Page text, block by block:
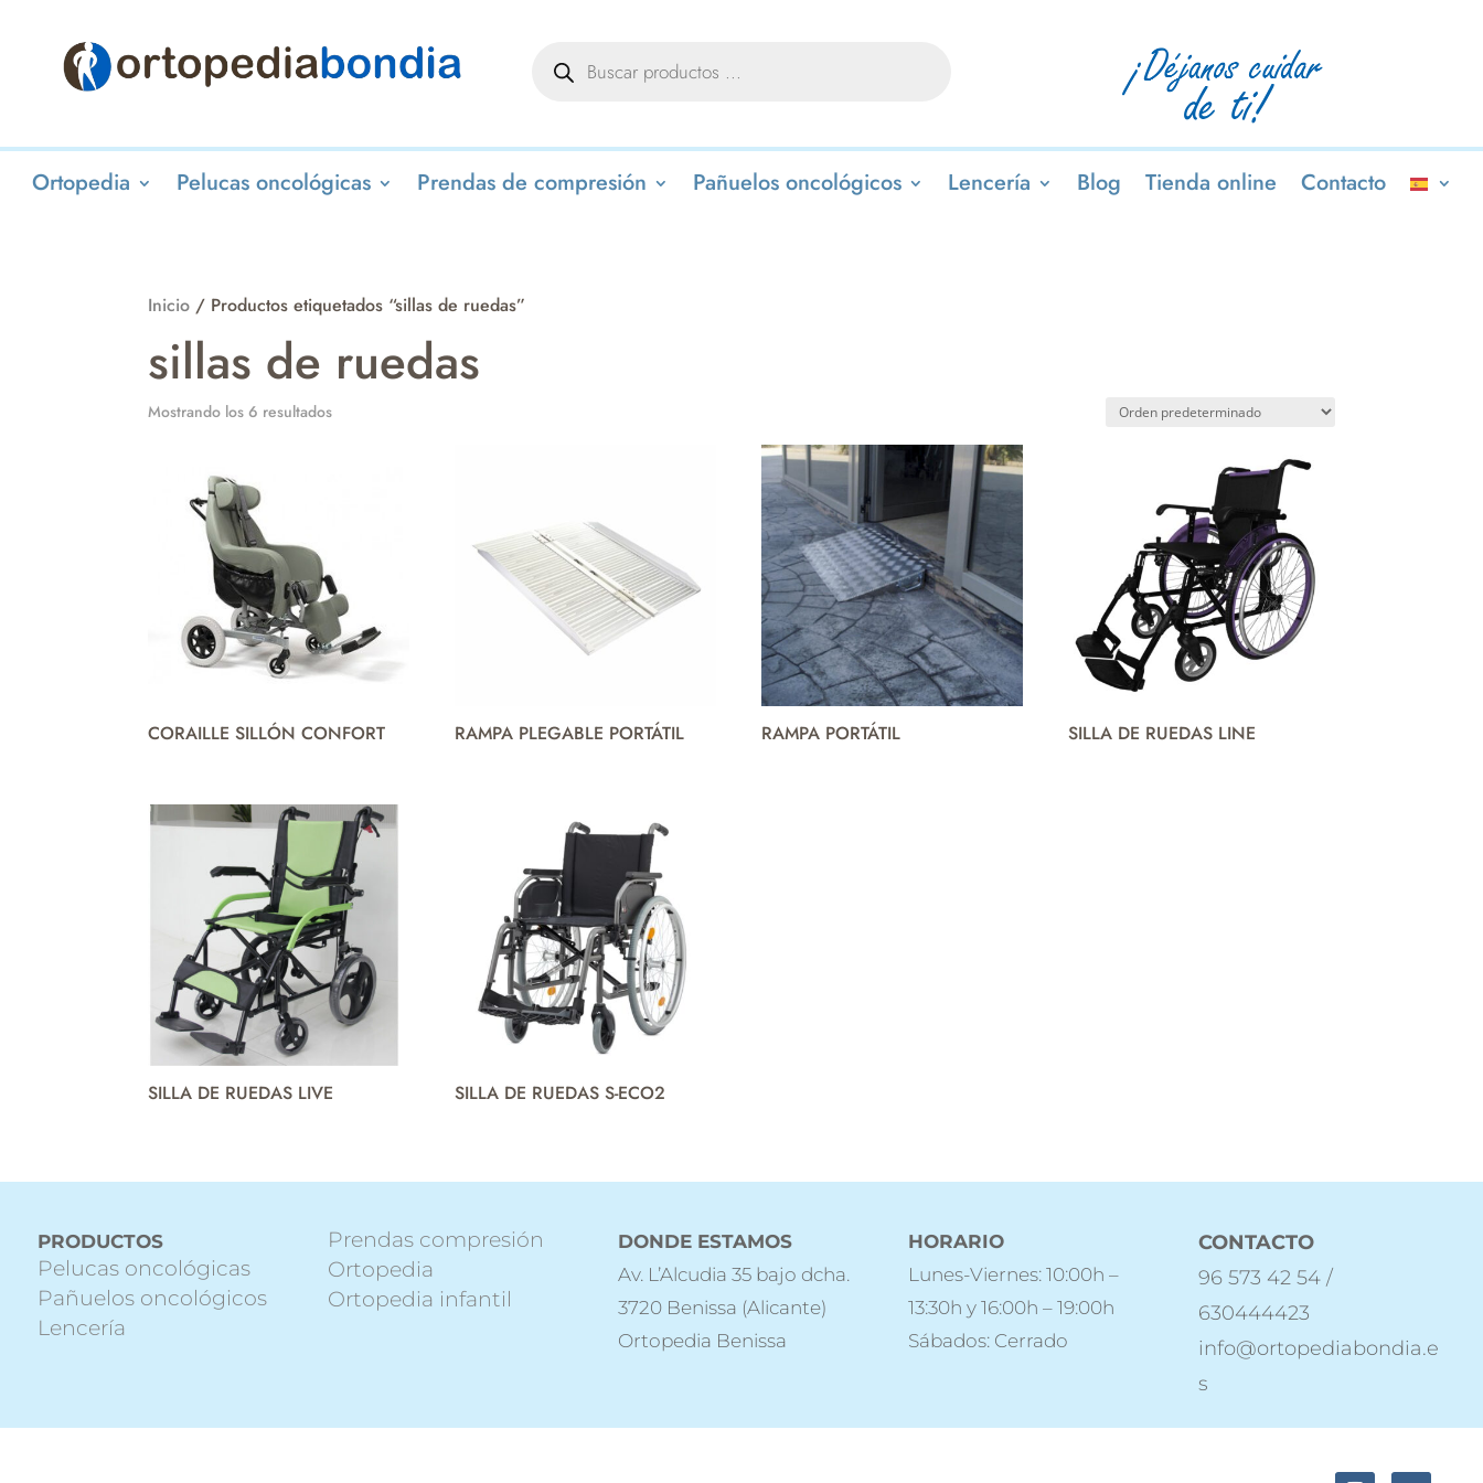
productos
Ortopedia Pelucas oncológicas Prendas de compresión Pañuelos oncológicos Lencería Blog Tienda online Contacto
Inicio / Productos etiquetados “sillas de ruedas”
sillas de ruedas
Mostrando los 6 resultados
CORAILLE SILLÓN CONFORT RAMPA PLEGABLE PORTÁTIL RAMPA PORTÁTIL SILLA DE RUEDAS LINE
SILLA DE RUEDAS LIVE SILLA DE RUEDAS S-ECO2
PRODUCTOS
Pelucas oncológicas
Pañuelos oncológicos
Lencería
Prendas compresión
Ortopedia
Ortopedia infantil
DONDE ESTAMOS
Av. L’Alcudia 35 bajo dcha.
3720 Benissa (Alicante)
Ortopedia Benissa
HORARIO
Lunes-Viernes: 10:00h –
13:30h y 16:00h – 19:00h
Sábados: Cerrado
CONTACTO
96 573 42 54 /
630444423
info@ortopediabondia.e
s